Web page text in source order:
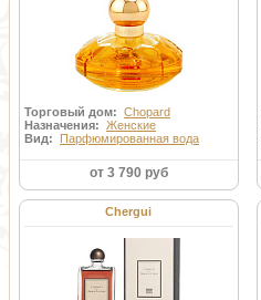
Торговый дом: Chopard
Назначения: Женские
Вид:
Парфюмированная вода
от 3 790 руб
Chergui